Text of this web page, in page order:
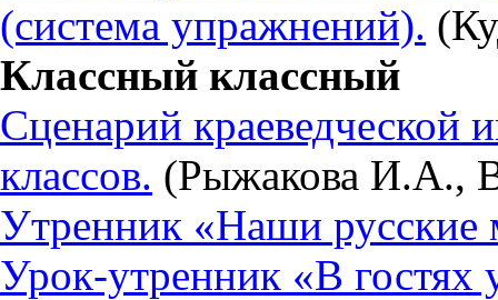
(система упражнений).
Классный классный
Сценарий краеведческой
классов. (Рыжакова И.А.,
Утренник «Наши русские
Урок-утренник «В гостях